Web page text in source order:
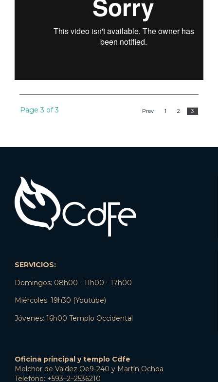
Page 3 of 3 Prev 1 2 3
SERVICIOS:
Domingos: 08h00 - 11h00 - 17h00
Miércoles: 19h30 (Youtube)
Jóvenes: 16h00 Templo Occidental
Oficina principal y templo Cdfe
Melchor de Valdez Oe9-240 y Martín Ochoa
Telefono: +593–2–2536210